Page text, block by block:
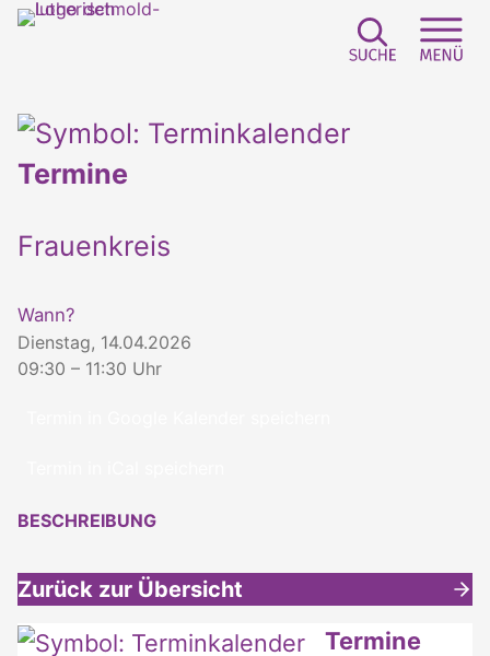
Termine
Frauenkreis
Wann?
Dienstag, 14.04.2026
09:30 – 11:30 Uhr
BESCHREIBUNG
Zurück zur Übersicht
Weitere interessante Inhalte Termine